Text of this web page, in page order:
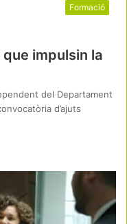
Formació
impulsin la
del Departament
d’ajuts